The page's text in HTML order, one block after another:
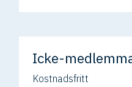
Icke-
Kostnadsfritt